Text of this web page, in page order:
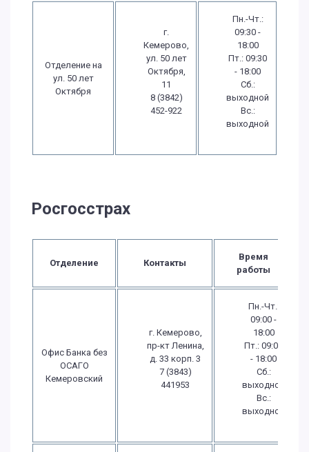
Отделение на
ул. 50 лет
Октября
г.
Кемерово,
ул. 50 лет
Октября,
11
8 (3842)
452-922
Пн.-Чт.:
09:30 -
18:00
Пт.: 09:30
- 18:00
Сб.:
выходной
Вс.:
выходной
Росгосстрах
Отделение Контакты
Время
работы
Офис Банка без
ОСАГО
Кемеровский
г. Кемерово,
пр-кт Ленина,
д. 33 корп. 3
7 (3843)
441953
Пн.-Чт.:
09:00 -
18:00
Пт.: 09:00
- 18:00
Сб.:
выходной
Вс.:
выходной